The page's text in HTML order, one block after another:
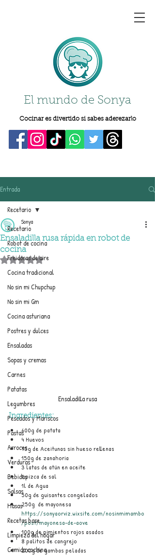
El mundo de Sonya
Cocinar es divertido si sabes aderezarlo
Entrada
Recetario
Robot de cocina
Freidoras de aire
Cocina tradicional
No sin mi Chupchup
No sin mi Gm
Cocina asturiana
Postres y dulces
Ensaladas
Sopas y cremas
Carnes
Patatas
Legumbres
Pescados y Mariscos
Pastas
Arroces
Verduras
Bebidas
Salsas
Masas
Recetas base
Limpieza del hogar
Comida cochina
Recetario
Ensaladilla rusa rápida en robot de
cocina
Sonya
Obtuvo NaN de 5 estrellas.
Ensaladilla rusa
Ingredientes:
600g de patata
4 Huevos
75g de Aceitunas sin hueso rellenas
150g de zanahoria
3 latas de atún en aceite
1 pizca de sal
1l de Agua
50g de guisantes congelados
250g  de mayonesa
https://sonyaorviz.wixsite.com/nosinmimambo
/post/mayonesa-de-aove
100g de pimientos rojos asados
8 palitos de cangrejo
200g de gambas peladas